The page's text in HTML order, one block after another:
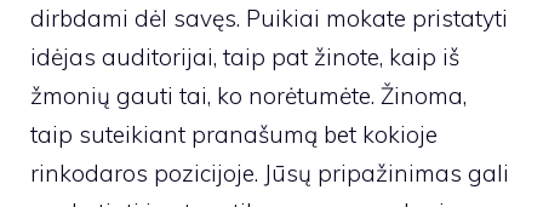
dirbdami dėl savęs. Puikiai mokate pristatyti
idėjas auditorijai, taip pat žinote, kaip iš
žmonių gauti tai, ko norėtumėte. Žinoma,
taip suteikiant pranašumą bet kokioje
rinkodaros pozicijoje. Jūsų pripažinimas gali